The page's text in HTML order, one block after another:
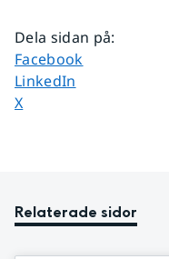
Dela sidan på:
Dela sidan på
Facebook
Dela sidan på
LinkedIn
Dela sidan på
X
Relaterade sidor